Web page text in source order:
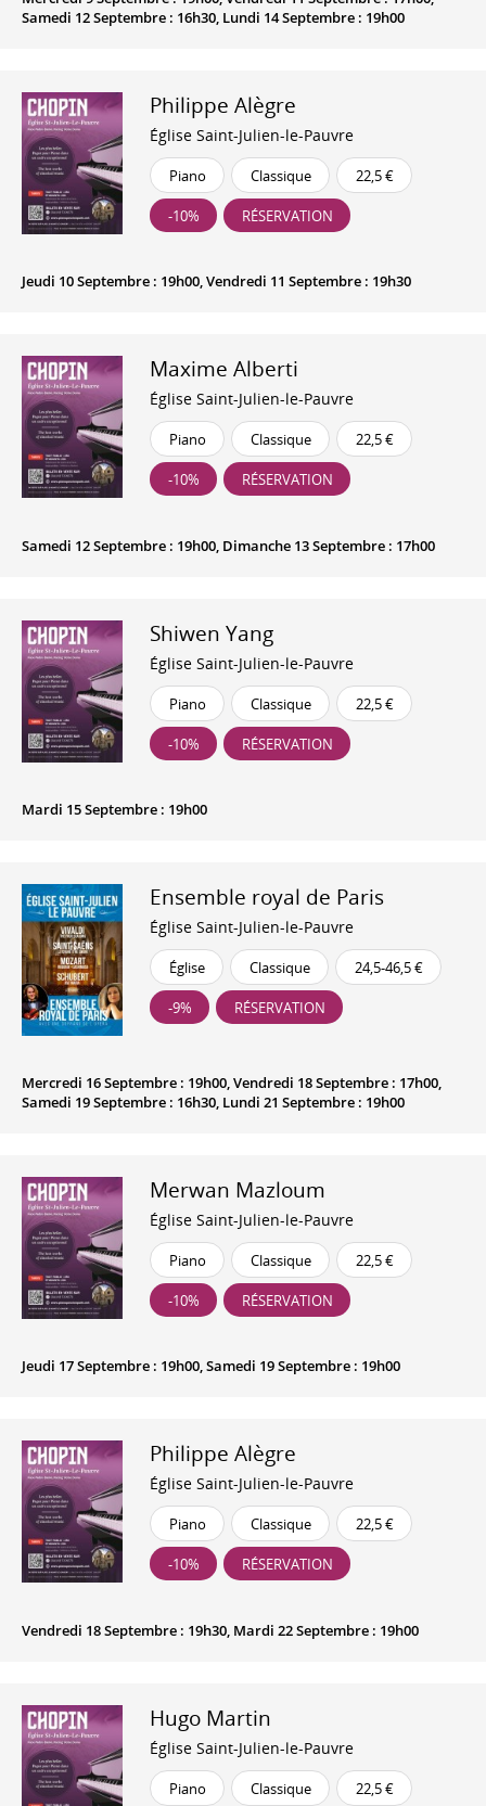
Samedi 12 Septembre : 16h30, Lundi 14 Septembre : 19h00
Philippe Alègre
Église Saint-Julien-le-Pauvre
Piano Classique 22,5 €
-10% RÉSERVATION
Jeudi 10 Septembre : 19h00, Vendredi 11 Septembre : 19h30
Maxime Alberti
Église Saint-Julien-le-Pauvre
Piano Classique 22,5 €
-10% RÉSERVATION
Samedi 12 Septembre : 19h00, Dimanche 13 Septembre : 17h00
Shiwen Yang
Église Saint-Julien-le-Pauvre
Piano Classique 22,5 €
-10% RÉSERVATION
Mardi 15 Septembre : 19h00
Ensemble royal de Paris
Église Saint-Julien-le-Pauvre
Église Classique 24,5-46,5 €
-9% RÉSERVATION
Mercredi 16 Septembre : 19h00, Vendredi 18 Septembre : 17h00,
Samedi 19 Septembre : 16h30, Lundi 21 Septembre : 19h00
Merwan Mazloum
Église Saint-Julien-le-Pauvre
Piano Classique 22,5 €
-10% RÉSERVATION
Jeudi 17 Septembre : 19h00, Samedi 19 Septembre : 19h00
Philippe Alègre
Église Saint-Julien-le-Pauvre
Piano Classique 22,5 €
-10% RÉSERVATION
Vendredi 18 Septembre : 19h30, Mardi 22 Septembre : 19h00
Hugo Martin
Église Saint-Julien-le-Pauvre
Piano Classique 22,5 €